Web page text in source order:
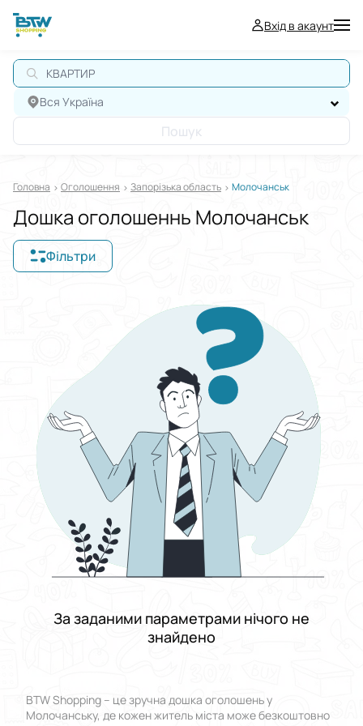
Вхід в акаунт
КВАРТИРА
Вся Україна
Пошук
Головна Оголошення Запорізька область Молочанськ
Дошка оголошеннь Молочанськ
Фільтри
Виберіть групу категорій
Від До
Стан
Застосувати
Скинути все
За заданими параметрами нічого не
знайдено
BTW Shopping – це зручна дошка оголошень у
Молочанську, де кожен житель міста може безкоштовно